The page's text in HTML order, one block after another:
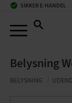
check_circle SIKKER E-HANDEL
Belysning
BELYSNING